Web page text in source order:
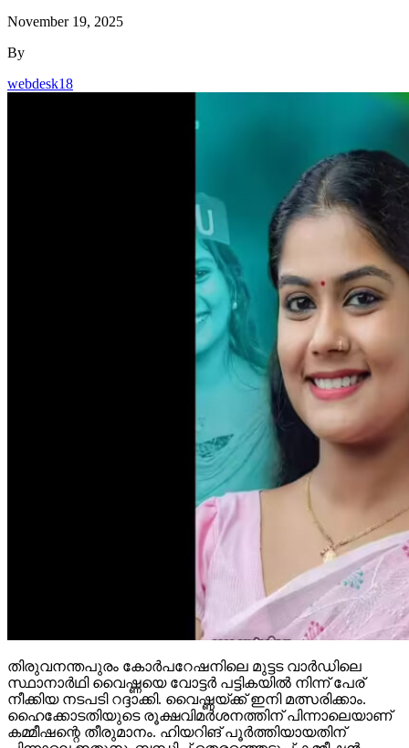
November 19, 2025
By
webdesk18
തിരുവനന്തപുരം കോര്‍പറേഷനിലെ മുട്ടട വാര്‍ഡിലെ
സ്ഥാനാര്‍ഥി വൈഷ്ണയെ വോട്ടര്‍ പട്ടികയില്‍ നിന്ന് പേര്
നീക്കിയ നടപടി റദ്ദാക്കി. വൈഷ്ണയ്ക്ക് ഇനി മത്സരിക്കാം.
ഹൈക്കോടതിയുടെ രൂക്ഷവിമര്‍ശനത്തിന് പിന്നാലെയാണ്
കമ്മീഷന്റെ തീരുമാനം. ഹിയറിങ് പൂര്‍ത്തിയായതിന്